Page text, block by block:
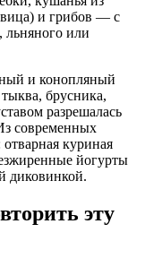
и грибов — с
льняного или
и конопляный
брусника,
разрешалась
современных
куриная
йогурты
диковинкой.
эту